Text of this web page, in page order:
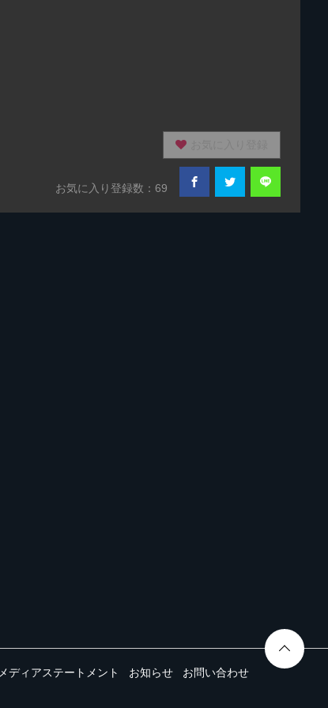
お気に入り登録数：69
メディアステートメント お知らせ お問い合わせ